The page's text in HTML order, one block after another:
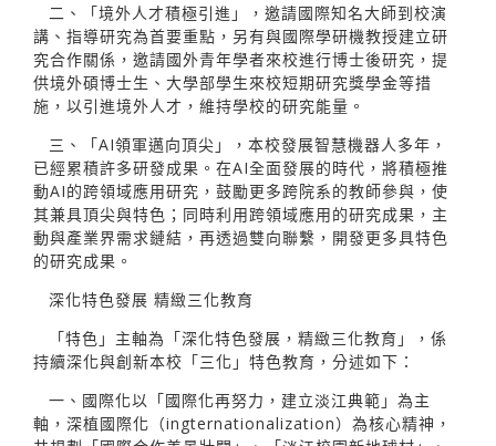
二、「境外人才積極引進」，邀請國際知名大師到校演
講、指導研究為首要重點，另有與國際學研機教授建立研
究合作關係，邀請國外青年學者來校進行博士後研究，提
供境外碩博士生、大學部學生來校短期研究獎學金等措
施，以引進境外人才，維持學校的研究能量。
三、「AI領軍邁向頂尖」，本校發展智慧機器人多年，
已經累積許多研發成果。在AI全面發展的時代，將積極推
動AI的跨領域應用研究，鼓勵更多跨院系的教師參與，使
其兼具頂尖與特色；同時利用跨領域應用的研究成果，主
動與產業界需求鏈結，再透過雙向聯繫，開發更多具特色
的研究成果。
深化特色發展 精緻三化教育
「特色」主軸為「深化特色發展，精緻三化教育」，係
持續深化與創新本校「三化」特色教育，分述如下：
一、國際化以「國際化再努力，建立淡江典範」為主
軸，深植國際化（ingternationalization）為核心精神，